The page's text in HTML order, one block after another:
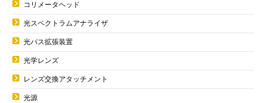
コリメータヘッド
光スペクトラムアナライザ
光バス拡張装置
光学レンズ
レンズ交換アタッチメント
光源